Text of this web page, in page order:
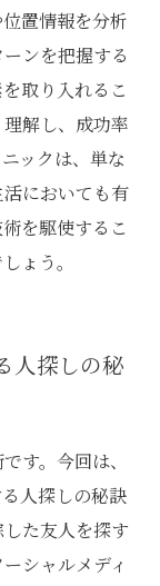
置情報を分析
ンを把握する
取り入れるこ
解し、成功率
ックは、単な
においても有
を駆使するこ
ょう。
人探しの秘
す。今回は、
人探しの秘訣
た友人を探す
シャルメディ